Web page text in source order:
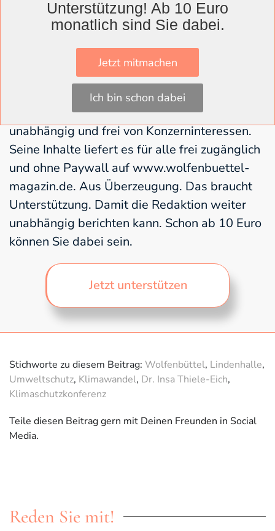
Anmeldung als Aussteller wenden Sie sich
bitte an:
wirtschaftsfoerderung@wolfenbuettel.de
Das Wolfenbüttel Magazin arbeitet
unabhängig und frei von Konzerninteressen.
Seine Inhalte liefert es für alle frei zugänglich
und ohne Paywall auf www.wolfenbuettel-
magazin.de. Aus Überzeugung. Das braucht
Unterstützung. Damit die Redaktion weiter
unabhängig berichten kann. Schon ab 10 Euro
können Sie dabei sein.
Jetzt unterstützen
Stichworte zu diesem Beitrag: Wolfenbüttel, Lindenhalle,
Umweltschutz, Klimawandel, Dr. Insa Thiele-Eich,
Klimaschutzkonferenz
Teile diesen Beitrag gern mit Deinen Freunden in Social
Media.
Reden Sie mit!
Unterstützung! Ab 10 Euro
monatlich sind Sie dabei.
Jetzt mitmachen
Ich bin schon dabei